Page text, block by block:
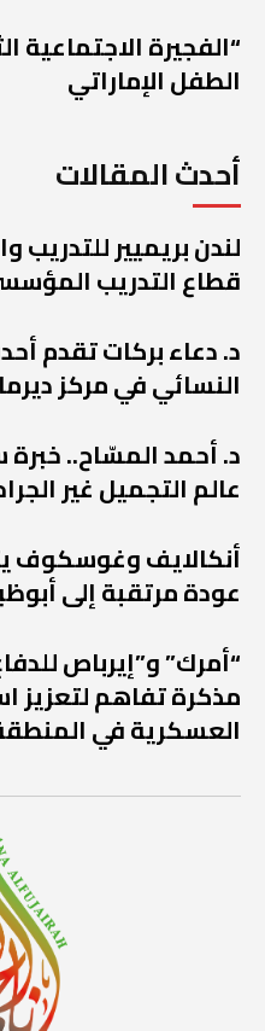
“الفجيرة الاجتماعية
الطفل الإماراتي
أحدث المقالات
لندن بريميير للتدريب
قطاع التدريب
د. دعاء بركات تقدم
النسائي في مركز
د. أحمد المسّاح..
عالم التجميل غير
عودة مرتقبة إلى
“أمرك” و”إيرباص
مذكرة تفاهم لتعزيز
العسكرية في